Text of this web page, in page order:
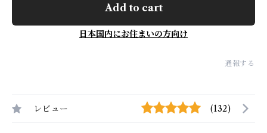
Add to cart
日本国内にお住まいの方向け
通報する
レビュー (132)